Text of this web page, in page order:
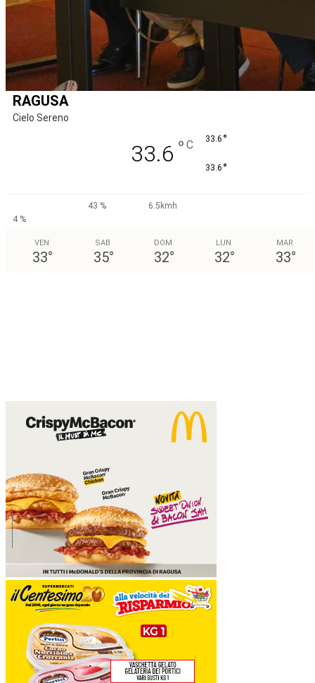
RAGUSA
Cielo Sereno
33.6 ° C 33.6 °
33.6 °
43 %
6.5kmh
4 %
VEN
33°
SAB
35°
DOM
32°
LUN
32°
MAR
33°